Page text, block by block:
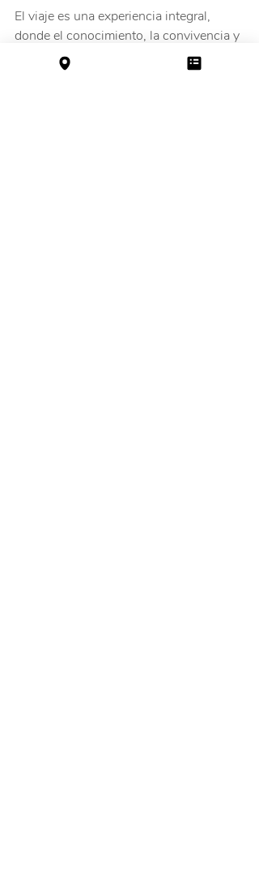
El viaje es una experiencia integral,
donde el conocimiento, la convivencia y
la reflexión fueron de la mano.